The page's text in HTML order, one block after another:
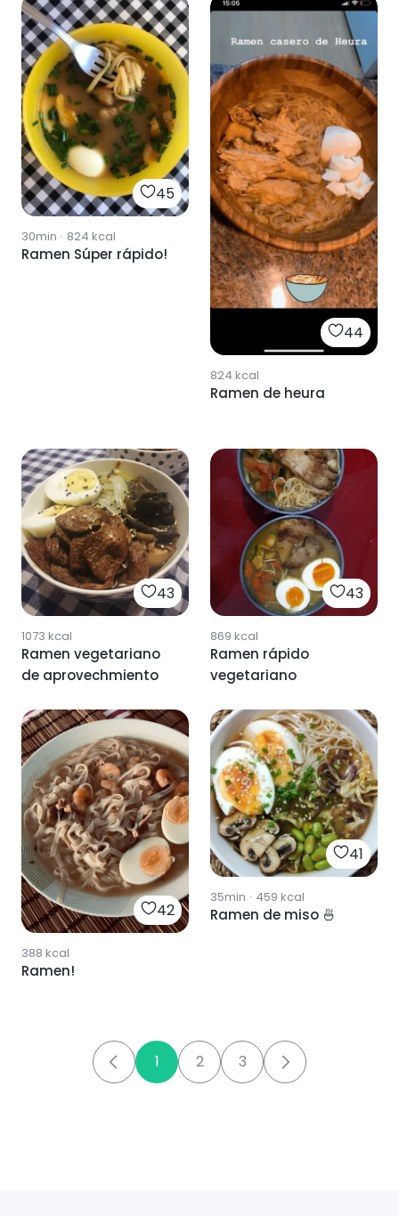
45
30min · 824 kcal
Ramen Súper rápido!
44
824 kcal
Ramen de heura
43
1073 kcal
Ramen vegetariano
de aprovechmiento
43
869 kcal
Ramen rápido
vegetariano
42
388 kcal
Ramen!
41
35min · 459 kcal
Ramen de miso 🍜
1 2 3